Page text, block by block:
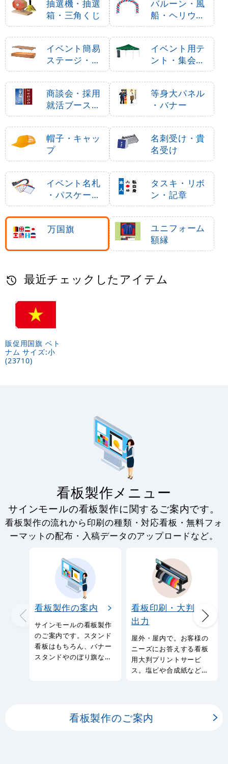
抽選機・抽選
箱・三角くじ
バルーン・風
船・ヘリウム
ガス
イベント簡易
ステージ・ポ
ータブルステ
ージ
イベント用テ
ント・集会用
テント
商談会・採用
就活ブース用
品
等身大パネル
・バナー
帽子・キャッ
プ
名刺受け・貴
名受け
イベント名札
・パスケース
・ネームホル
ダー
タスキ・リボ
ン・記章
万国旗
ユニフォーム
額縁
最近チェックしたアイテム
販促用国旗 ベト
ナム サイズ:小
(23710)
看板製作メニュー
サインモールの看板製作に関するご案内です。
看板製作の流れから印刷の種類・対応看板・無料フォ
ーマットの配布・入稿データのアップロードなど。
看板製作の案内
サインモールの看板製作
のご案内です。スタンド
看板はもちろん、バナー
スタンドやのぼり旗など
看板印刷・大判
出力
屋外・屋内で。お客様の
ニーズにお答えする看板
用大判プリントサービ
ス。塩ビや合成紙など看
看板製作のご案内